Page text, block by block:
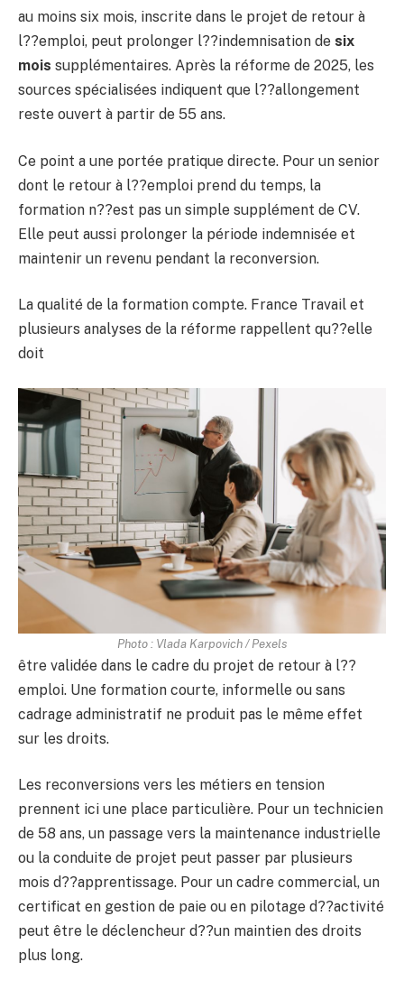
au moins six mois, inscrite dans le projet de retour à
l??emploi, peut prolonger l??indemnisation de six
mois supplémentaires. Après la réforme de 2025, les
sources spécialisées indiquent que l??allongement
reste ouvert à partir de 55 ans.
Ce point a une portée pratique directe. Pour un senior
dont le retour à l??emploi prend du temps, la
formation n??est pas un simple supplément de CV.
Elle peut aussi prolonger la période indemnisée et
maintenir un revenu pendant la reconversion.
La qualité de la formation compte. France Travail et
plusieurs analyses de la réforme rappellent qu??elle
doit
Photo : Vlada Karpovich / Pexels
être validée dans le cadre du projet de retour à l??
emploi. Une formation courte, informelle ou sans
cadrage administratif ne produit pas le même effet
sur les droits.
Les reconversions vers les métiers en tension
prennent ici une place particulière. Pour un technicien
de 58 ans, un passage vers la maintenance industrielle
ou la conduite de projet peut passer par plusieurs
mois d??apprentissage. Pour un cadre commercial, un
certificat en gestion de paie ou en pilotage d??activité
peut être le déclencheur d??un maintien des droits
plus long.